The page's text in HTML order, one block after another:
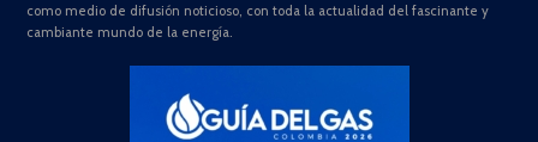
como medio de difusión noticioso, con toda la actualidad del fascinante y
cambiante mundo de la energía.